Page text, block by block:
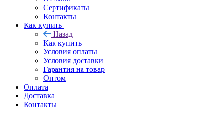
Сертификаты
Контакты
Как купить
Назад
Как купить
Условия оплаты
Условия доставки
Гарантия на товар
Оптом
Оплата
Доставка
Контакты